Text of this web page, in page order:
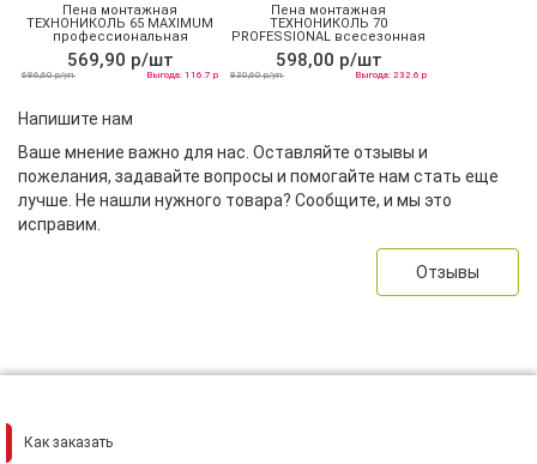
Пена монтажная
ТЕХНОНИКОЛЬ 65 MAXIMUM
профессиональная
всесезонная
569,90 р/шт
686,60 р/уп Выгода: 116.7 р
Пена монтажная
ТЕХНОНИКОЛЬ 70
PROFESSIONAL всесезонная
598,00 р/шт
830,60 р/уп Выгода: 232.6 р
Напишите нам
Ваше мнение важно для нас. Оставляйте отзывы и
пожелания, задавайте вопросы и помогайте нам стать еще
лучше. Не нашли нужного товара? Сообщите, и мы это
исправим.
Отзывы
Как заказать